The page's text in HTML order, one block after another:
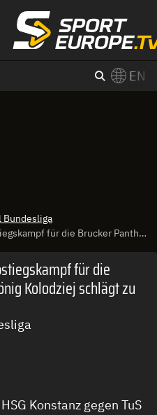
EN
Bundesliga
Panther - Assist-König Kolodziej schlägt zu
für die
Kolodziej schlägt zu
Konstanz gegen TuS